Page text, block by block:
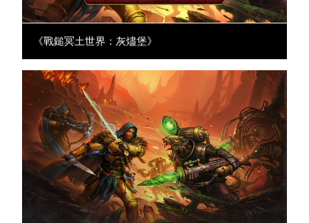
《戰鎚冥土世界：灰燼堡》